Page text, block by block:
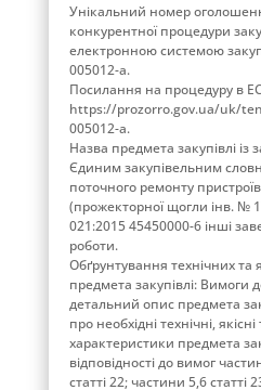
Унікальний номер
конкурентної процедури
електронною системою
005012-a.
Посилання на процедуру в
https://prozorro.gov.ua/uk/
005012-a.
Назва предмета закупівлі із
Єдиним закупівельним
поточного ремонту
(прожекторної щогли інв. №
021:2015 45450000-6 інші
роботи.
Обґрунтування технічних та
предмета закупівлі: Вимоги
детальний опис предмета
про необхідні технічні, якісні
характеристики предмета
відповідності до вимог
статті 22; частини 5,6 статті